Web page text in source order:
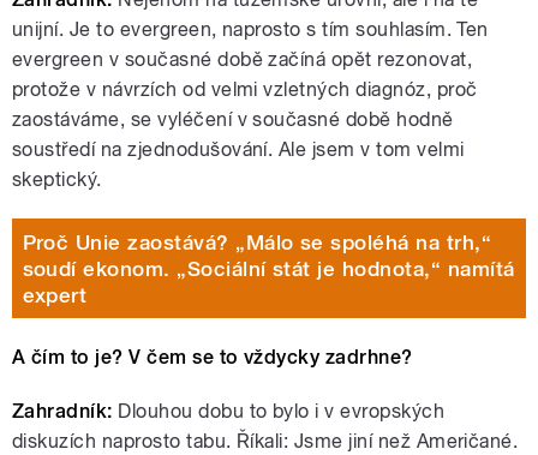
unijní. Je to evergreen, naprosto s tím souhlasím. Ten
evergreen v současné době začíná opět rezonovat,
protože v návrzích od velmi vzletných diagnóz, proč
zaostáváme, se vyléčení v současné době hodně
soustředí na zjednodušování. Ale jsem v tom velmi
skeptický.
Proč Unie zaostává? „Málo se spoléhá na trh,“
soudí ekonom. „Sociální stát je hodnota,“ namítá
expert
A čím to je? V čem se to vždycky zadrhne?
Zahradník: Dlouhou dobu to bylo i v evropských
diskuzích naprosto tabu. Říkali: Jsme jiní než Američané.